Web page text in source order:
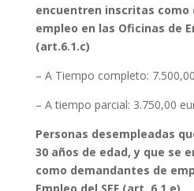
encuentren inscritas como
empleo en las Oficinas de
(art.6.1.c)
– A Tiempo completo:
– A tiempo parcial: 3.750,00
Personas desempleadas
30 años de edad, y que se
como demandantes de